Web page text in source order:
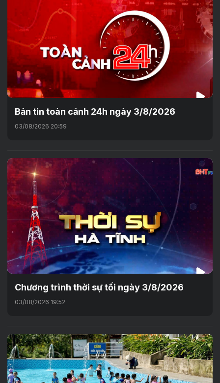
Bản tin toàn cảnh 24h ngày 3/8/2026
03/08/2026 20:59
Chương trình thời sự tối ngày 3/8/2026
03/08/2026 19:52